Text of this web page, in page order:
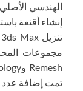
الهندسي
إنشاء أقنعة
مجموعات
تمت إضافة عدد